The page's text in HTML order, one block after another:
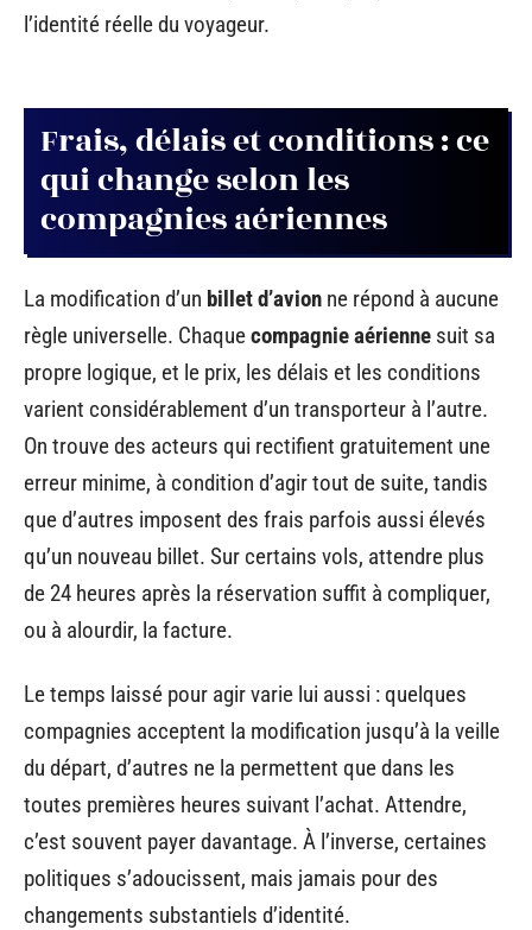
l’identité réelle du voyageur.
Frais, délais et conditions : ce
qui change selon les
compagnies aériennes
La modification d’un billet d’avion ne répond à aucune
règle universelle. Chaquecompagnie aérienne suit sa
propre logique, et le prix, les délais et les conditions
varient considérablement d’un transporteur à l’autre.
On trouve des acteurs qui rectifient gratuitement une
erreur minime, à condition d’agir tout de suite, tandis
que d’autres imposent des frais parfois aussi élevés
qu’un nouveau billet. Sur certains vols, attendre plus
de 24 heures après la réservation suffit à compliquer,
ou à alourdir, la facture.
Le temps laissé pour agir varie lui aussi : quelques
compagnies acceptent la modification jusqu’à la veille
du départ, d’autres ne la permettent que dans les
toutes premières heures suivant l’achat. Attendre,
c’est souvent payer davantage. À l’inverse, certaines
politiques s’adoucissent, mais jamais pour des
changements substantiels d’identité.